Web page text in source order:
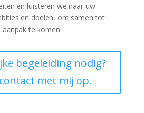
en luisteren we naar uw
en doelen, om samen tot
aanpak te komen.
begeleiding nodig?
met mij op.